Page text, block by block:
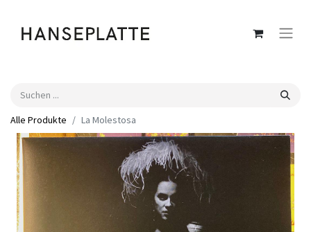
Alle Produkte La Molestosa